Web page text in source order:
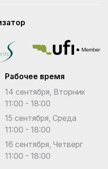
Рабочее время
14 сентября, Вторник
11:00 - 18:00
15 сентября, Среда
11:00 - 18:00
16 сентября, Четверг
11:00 - 18:00